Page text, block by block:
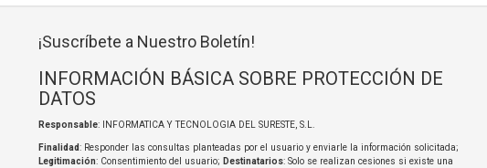
¡Suscríbete a Nuestro Boletín!
INFORMACIÓN BÁSICA SOBRE PROTECCIÓN DE
DATOS
Responsable: INFORMATICA Y TECNOLOGIA DEL SURESTE, S.L.
Finalidad: Responder las consultas planteadas por el usuario y enviarle la información solicitada;
Legitimación: Consentimiento del usuario; Destinatarios: Solo se realizan cesiones si existe una